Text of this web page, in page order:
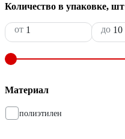
Количество в упаковке, шт
от до
Материал
полиэтилен